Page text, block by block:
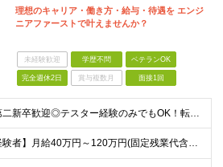
理想のキャリア・働き方・給与・待遇を エンジ
ニアファーストで叶えませんか？
未経験歓迎 学歴不問 ベテランOK
完全週休2日 賞与複数月 面接1回
＜第二新卒歓迎◎テスター経験のみでもOK！転職回数不問＞ ■学歴不問 ■ブランクOK ■エンジニアとしての実務経験が1年以上ある方 └開発、インフラ、工程、言語は一切不問！ ※未経験も若干名募集して
【経験者】月給40万円～120万円(固定残業代含む)+各種手当 ★前職給与の総収入額を100％保証｜還元率84％〜100％ ★20代の平均年収570万円 ※月給には、みなし残業手当(月30時間／5万